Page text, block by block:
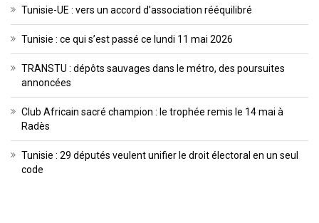
Tunisie-UE : vers un accord d’association rééquilibré
Tunisie : ce qui s’est passé ce lundi 11 mai 2026
TRANSTU : dépôts sauvages dans le métro, des poursuites
annoncées
Club Africain sacré champion : le trophée remis le 14 mai à
Radès
Tunisie : 29 députés veulent unifier le droit électoral en un seul
code